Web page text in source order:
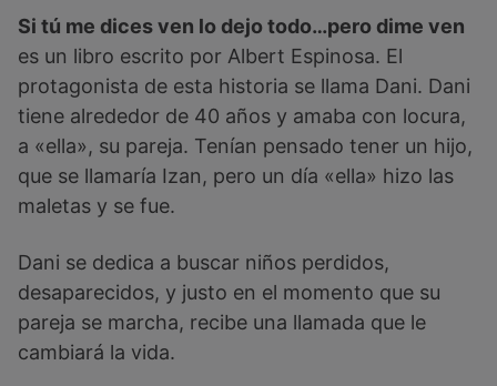
Si tú me dices ven lo dejo todo…pero dime ven
es un libro escrito por Albert Espinosa. El
protagonista de esta historia se llama Dani. Dani
tiene alrededor de 40 años y amaba con locura,
a «ella», su pareja. Tenían pensado tener un hijo,
que se llamaría Izan, pero un día «ella» hizo las
maletas y se fue.
Dani se dedica a buscar niños perdidos,
desaparecidos, y justo en el momento que su
pareja se marcha, recibe una llamada que le
cambiará la vida.